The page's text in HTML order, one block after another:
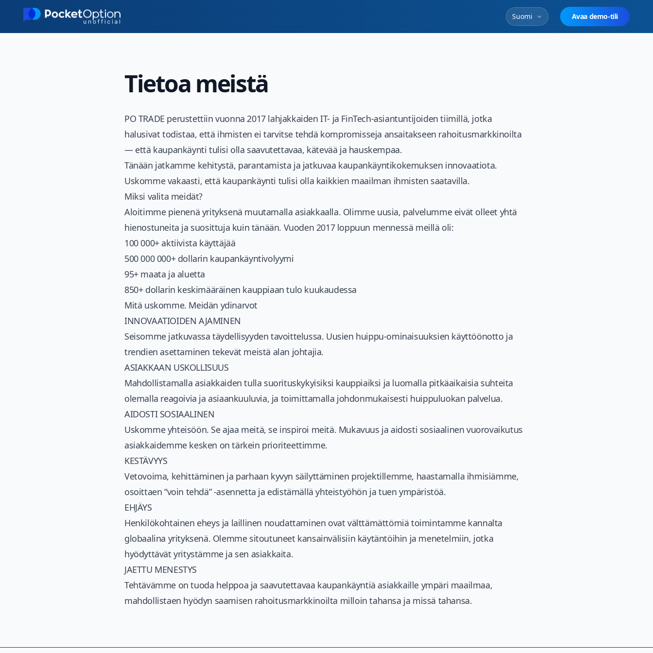
Skip to main content
Suomi Avaa demo-tili
Tietoa meistä
PO TRADE perustettiin vuonna 2017 lahjakkaiden IT- ja FinTech-asiantuntijoiden tiimillä, jotka
halusivat todistaa, että ihmisten ei tarvitse tehdä kompromisseja ansaitakseen rahoitusmarkkinoilta
— että kaupankäynti tulisi olla saavutettavaa, kätevää ja hauskempaa.
Tänään jatkamme kehitystä, parantamista ja jatkuvaa kaupankäyntikokemuksen innovaatiota.
Uskomme vakaasti, että kaupankäynti tulisi olla kaikkien maailman ihmisten saatavilla.
Miksi valita meidät?
Aloitimme pienenä yrityksenä muutamalla asiakkaalla. Olimme uusia, palvelumme eivät olleet yhtä
hienostuneita ja suosittuja kuin tänään. Vuoden 2017 loppuun mennessä meillä oli:
100 000+ aktiivista käyttäjää
500 000 000+ dollarin kaupankäyntivolyymi
95+ maata ja aluetta
850+ dollarin keskimääräinen kauppiaan tulo kuukaudessa
Mitä uskomme. Meidän ydinarvot
INNOVAATIOIDEN AJAMINEN
Seisomme jatkuvassa täydellisyyden tavoittelussa. Uusien huippu-ominaisuuksien käyttöönotto ja
trendien asettaminen tekevät meistä alan johtajia.
ASIAKKAAN USKOLLISUUS
Mahdollistamalla asiakkaiden tulla suorituskykyisiksi kauppiaiksi ja luomalla pitkäaikaisia suhteita
olemalla reagoivia ja asiaankuuluvia, ja toimittamalla johdonmukaisesti huippuluokan palvelua.
AIDOSTI SOSIAALINEN
Uskomme yhteisöön. Se ajaa meitä, se inspiroi meitä. Mukavuus ja aidosti sosiaalinen vuorovaikutus
asiakkaidemme kesken on tärkein prioriteettimme.
KESTÄVYYS
Vetovoima, kehittäminen ja parhaan kyvyn säilyttäminen projektillemme, haastamalla ihmisiämme,
osoittaen “voin tehdä” -asennetta ja edistämällä yhteistyöhön ja tuen ympäristöä.
EHJÄYS
Henkilökohtainen eheys ja laillinen noudattaminen ovat välttämättömiä toimintamme kannalta
globaalina yrityksenä. Olemme sitoutuneet kansainvälisiin käytäntöihin ja menetelmiin, jotka
hyödyttävät yritystämme ja sen asiakkaita.
JAETTU MENESTYS
Tehtävämme on tuoda helppoa ja saavutettavaa kaupankäyntiä asiakkaille ympäri maailmaa,
mahdollistaen hyödyn saamisen rahoitusmarkkinoilta milloin tahansa ja missä tahansa.